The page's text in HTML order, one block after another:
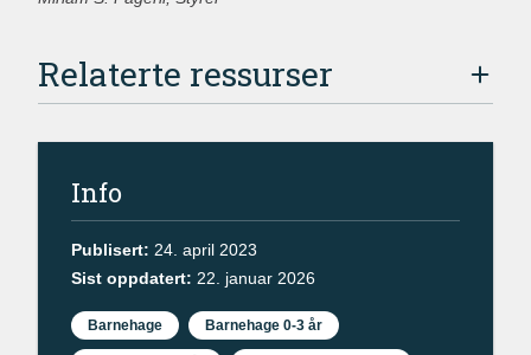
Relaterte ressurser
Info
Publisert: 24. april 2023
Sist oppdatert: 22. januar 2026
Barnehage Barnehage 0-3 år